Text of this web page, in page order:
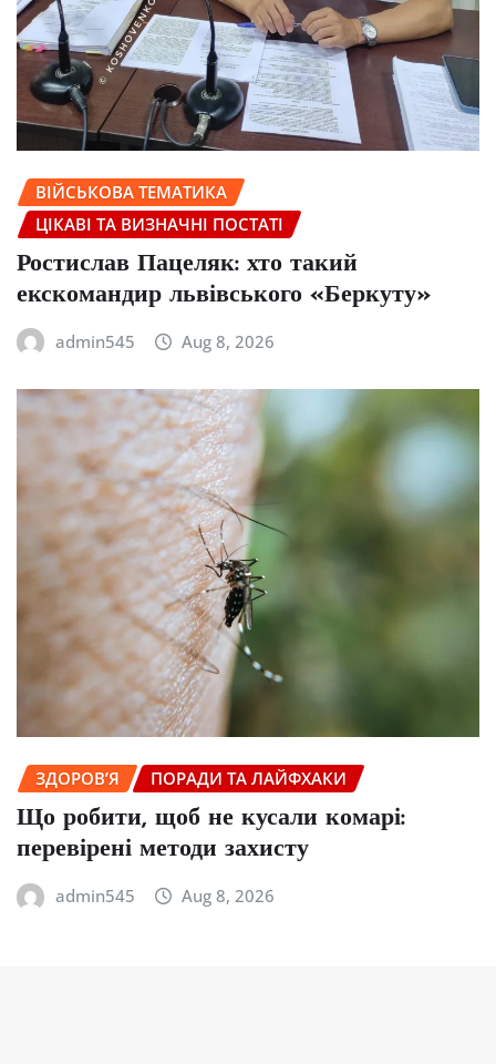
ВІЙСЬКОВА ТЕМАТИКА
ЦІКАВІ ТА ВИЗНАЧНІ ПОСТАТІ
Ростислав Пацеляк: хто такий
екскомандир львівського «Беркуту»
admin545 Aug 8, 2026
ЗДОРОВ’Я ПОРАДИ ТА ЛАЙФХАКИ
Що робити, щоб не кусали комарі:
перевірені методи захисту
admin545 Aug 8, 2026